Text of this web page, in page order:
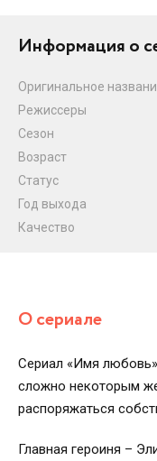
Информация о
Оригинальное
Режиссеры
Сезон
Возраст
Статус
Год выхода
Качество
О сериале
Сериал «Имя
сложно некоторым
распоряжаться
Главная героиня –